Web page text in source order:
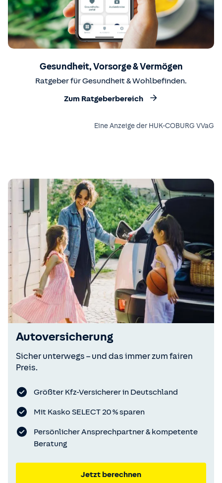
Gesundheit, Vorsorge & Vermögen
Ratgeber für Gesundheit & Wohlbefinden.
Zum Ratgeberbereich
Eine Anzeige der HUK-COBURG VVaG
Autoversicherung
Sicher unterwegs – und das immer zum fairen
Preis.
Größter Kfz-Versicherer in Deutschland
Mit Kasko SELECT 20 % sparen
Persönlicher Ansprechpartner & kompetente
Beratung
Jetzt berechnen